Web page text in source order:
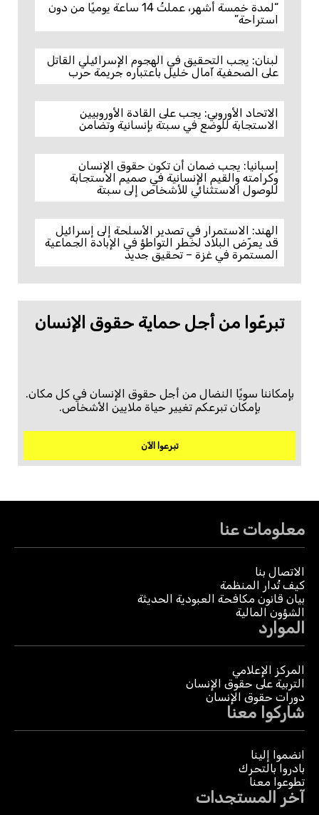
“لمدة خمسة أشهر، عملتُ 14 ساعة يوميًا من دون
استراحة”
لبنان: يجب التحقيق في الهجوم الإسرائيلي القاتل
على الصحفية آمال خليل باعتباره جريمة حرب
الاتحاد الأوروبي: يجب على القادة الأوروبيين
الاستجابة للوضع في سبتة بإنسانية وتضامن
إسبانيا: يجب ضمان أن تكون حقوق الإنسان
وكرامته والقيم الإنسانية في صميم الاستجابة
للوصول الاستثنائي للأشخاص إلى سبتة
الهند: الاستمرار في تصدير الأسلحة إلى إسرائيل
قد يعرّض البلاد لخطر التواطؤ في الإبادة الجماعية
المستمرة في غزة – تحقيق جديد
تبرعّوا من أجل حماية حقوق الإنسان
بإمكاننا سويًا النضال من أجل حقوق الإنسان في كل مكان.
بإمكان تبرعكم تغيير حياة ملايين الأشخاص.
تبرعوا الآن
معلومات عنا
الاتصال بنا
كيف تُدار المنظمة
بيان قانون مكافحة العبودية الحديثة
الشؤون المالية
الموارد
المركز الإعلامي
التربية على حقوق الإنسان
دورات حقوق الإنسان
شاركوا معنا
انضموا إلينا
بادروا بالتحرك
تطوعوا معنا
آخر المستجدات